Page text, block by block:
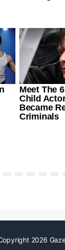
2026